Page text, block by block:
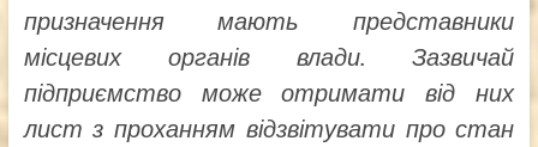
призначення мають представники
місцевих органів влади. Зазвичай
підприємство може отримати від них
лист з проханням відзвітувати про стан